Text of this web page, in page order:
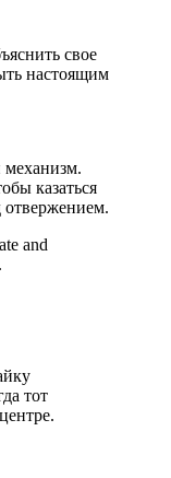
свое
настоящим
казаться
отвержением.
and
тот